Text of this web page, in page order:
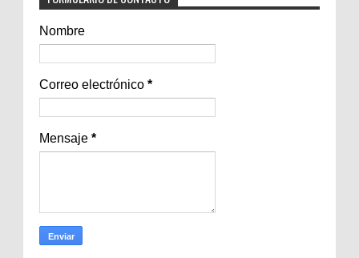
Nombre
Correo electrónico *
Mensaje *